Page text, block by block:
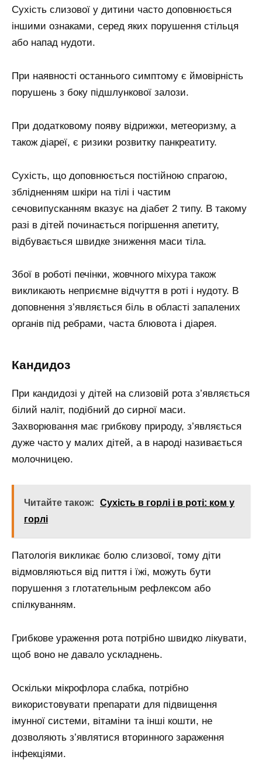
Сухість слизової у дитини часто доповнюється
іншими ознаками, серед яких порушення стільця
або напад нудоти.
При наявності останнього симптому є ймовірність
порушень з боку підшлункової залози.
При додатковому появу відрижки, метеоризму, а
також діареї, є ризики розвитку панкреатиту.
Сухість, що доповнюється постійною спрагою,
зблідненням шкіри на тілі і частим
сечовипусканням вказує на діабет 2 типу. В такому
разі в дітей починається погіршення апетиту,
відбувається швидке зниження маси тіла.
Збої в роботі печінки, жовчного міхура також
викликають неприємне відчуття в роті і нудоту. В
доповнення з’являється біль в області запалених
органів під ребрами, часта блювота і діарея.
Кандидоз
При кандидозі у дітей на слизовій рота з’являється
білий наліт, подібний до сирної маси.
Захворювання має грибкову природу, з’являється
дуже часто у малих дітей, а в народі називається
молочницею.
Читайте також:
Сухість в горлі і в роті: ком у
горлі
Патологія викликає болю слизової, тому діти
відмовляються від пиття і їжі, можуть бути
порушення з глотательным рефлексом або
спілкуванням.
Грибкове ураження рота потрібно швидко лікувати,
щоб воно не давало ускладнень.
Оскільки мікрофлора слабка, потрібно
використовувати препарати для підвищення
імунної системи, вітаміни та інші кошти, не
дозволяють з’являтися вторинного зараження
інфекціями.